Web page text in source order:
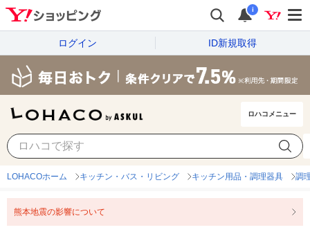
i
ログイン ID新規取得
ロハコメニュー
竹串・金串
LOHACOホーム キッチン・バス・リビング キッチン用品・調理器具 調
熊本地震の影響について